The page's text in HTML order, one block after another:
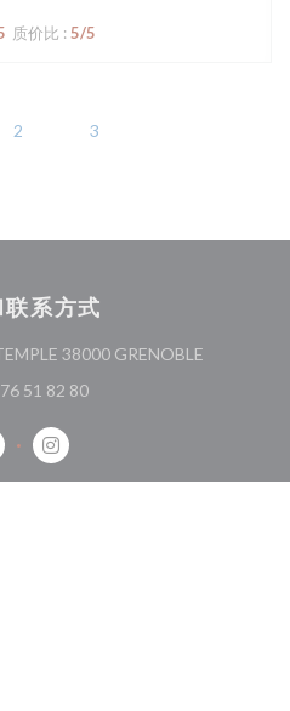
质价比 : 5/5
2 3
系方式
38000 GRENOBLE
51 82 80
((在新窗口中打开))
Instagram ((在新窗口中打开